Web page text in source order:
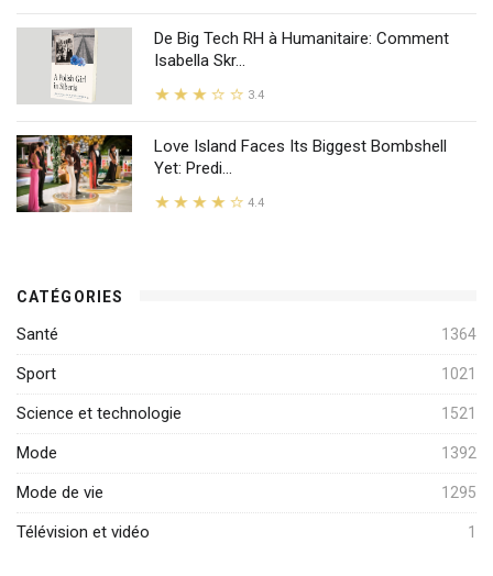
De Big Tech RH à Humanitaire: Comment
Isabella Skr...
3.4
Love Island Faces Its Biggest Bombshell
Yet: Predi...
4.4
CATÉGORIES
Santé 1364
Sport 1021
Science et technologie 1521
Mode 1392
Mode de vie 1295
Télévision et vidéo 1